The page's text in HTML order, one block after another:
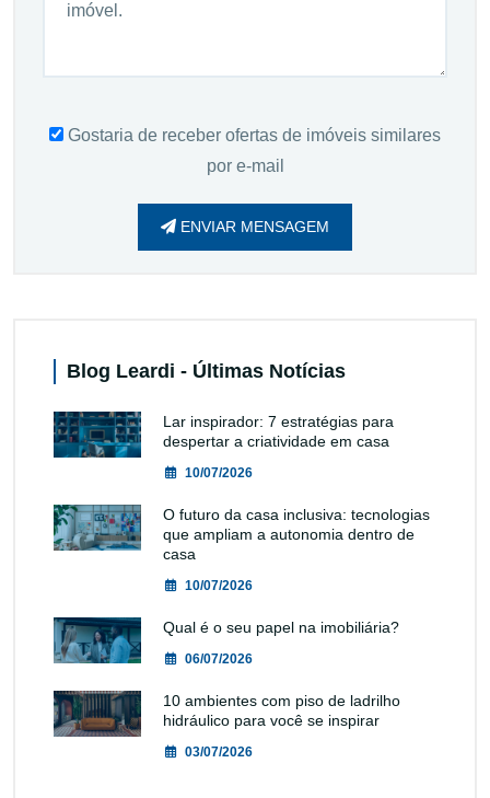
Gostaria de receber ofertas de imóveis similares
por e-mail
ENVIAR MENSAGEM
Blog Leardi - Últimas Notícias
Lar inspirador: 7 estratégias para
despertar a criatividade em casa
10/07/2026
O futuro da casa inclusiva: tecnologias
que ampliam a autonomia dentro de
casa
10/07/2026
Qual é o seu papel na imobiliária?
06/07/2026
10 ambientes com piso de ladrilho
hidráulico para você se inspirar
03/07/2026